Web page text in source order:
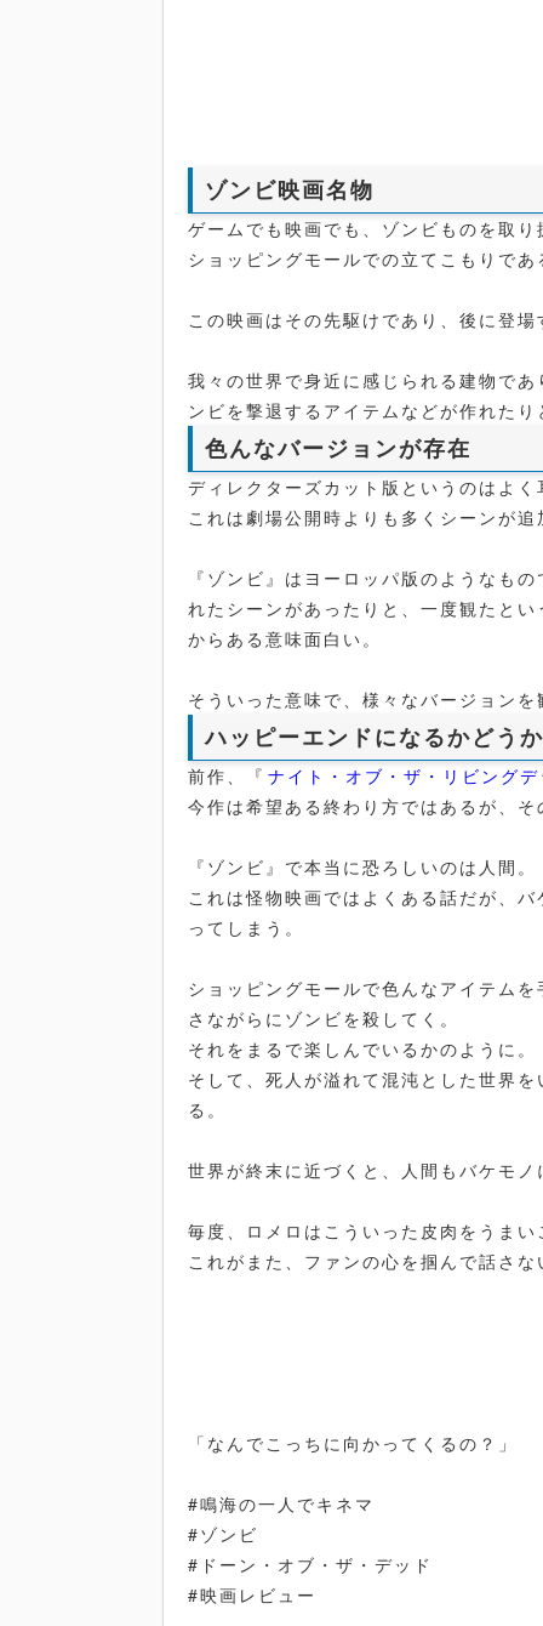
ゾンビ映画名物
ゲームでも映画でも、ゾンビものを取
ショッピングモールでの立てこもりであ
この映画はその先駆けであり、後に登
我々の世界で身近に感じられる建物で
ンビを撃退するアイテムなどが作れた
色んなバージョンが存在
ディレクターズカット版というのはよ
これは劇場公開時よりも多くシーンが
『ゾンビ』はヨーロッパ版のようなも
れたシーンがあったりと、一度観たと
からある意味面白い。
そういった意味で、様々なバージョン
ハッピーエンドになるかどう
前作、『 ナイト・オブ・ザ・リビング
今作は希望ある終わり方ではあるが、
『ゾンビ』で本当に恐ろしいのは人間。
これは怪物映画ではよくある話だが、
ってしまう。
ショッピングモールで色んなアイテム
さながらにゾンビを殺してく。
それをまるで楽しんでいるかのように。
そして、死人が溢れて混沌とした世界
る。
世界が終末に近づくと、人間もバケモ
毎度、ロメロはこういった皮肉をうま
これがまた、ファンの心を掴んで話さ
「なんでこっちに向かってくるの？」
#鳴海の一人でキネマ
#ゾンビ
#ドーン・オブ・ザ・デッド
#映画レビュー